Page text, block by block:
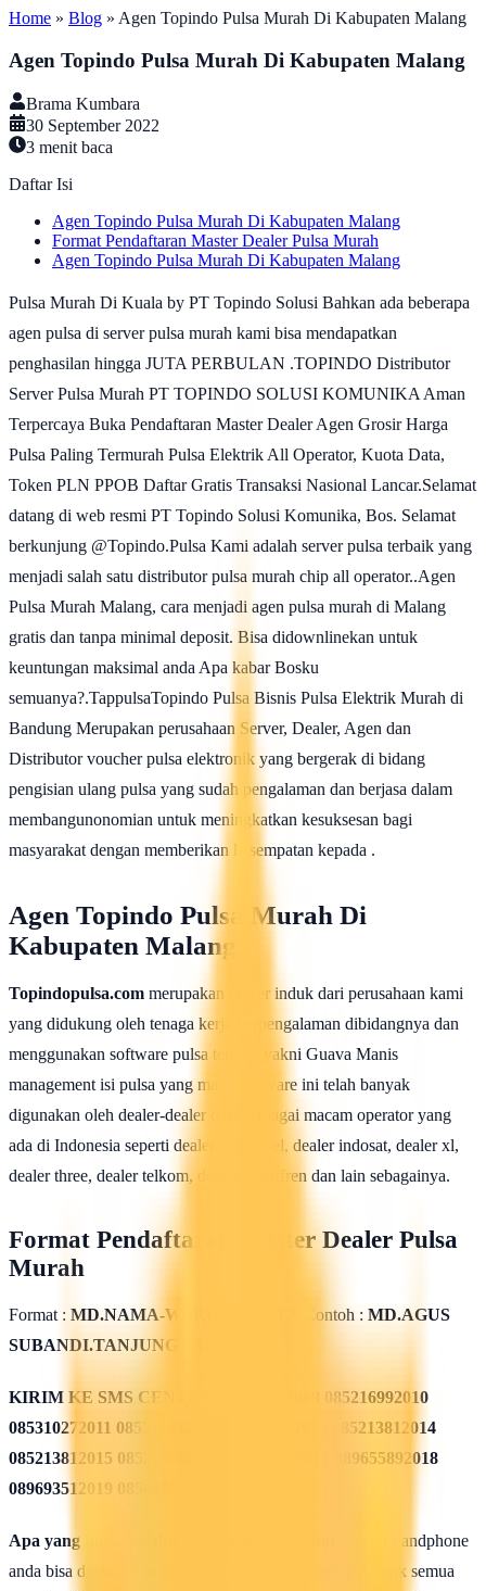
Home » Blog » Agen Topindo Pulsa Murah Di Kabupaten Malang
Agen Topindo Pulsa Murah Di Kabupaten Malang
Brama Kumbara
30 September 2022
3 menit baca
Daftar Isi
Agen Topindo Pulsa Murah Di Kabupaten Malang
Format Pendaftaran Master Dealer Pulsa Murah
Agen Topindo Pulsa Murah Di Kabupaten Malang
Pulsa Murah Di Kuala by PT Topindo Solusi Bahkan ada beberapa
agen pulsa di server pulsa murah kami bisa mendapatkan
penghasilan hingga JUTA PERBULAN .TOPINDO Distributor
Server Pulsa Murah PT TOPINDO SOLUSI KOMUNIKA Aman
Terpercaya Buka Pendaftaran Master Dealer Agen Grosir Harga
Pulsa Paling Termurah Pulsa Elektrik All Operator, Kuota Data,
Token PLN PPOB Daftar Gratis Transaksi Nasional Lancar.Selamat
datang di web resmi PT Topindo Solusi Komunika, Bos. Selamat
berkunjung @Topindo.Pulsa Kami adalah server pulsa terbaik yang
menjadi salah satu distributor pulsa murah chip all operator..Agen
Pulsa Murah Malang, cara menjadi agen pulsa murah di Malang
gratis dan tanpa minimal deposit. Bisa didownlinekan untuk
keuntungan maksimal anda Apa kabar Bosku
semuanya?.TappulsaTopindo Pulsa Bisnis Pulsa Elektrik Murah di
Bandung Merupakan perusahaan Server, Dealer, Agen dan
Distributor voucher pulsa elektronik yang bergerak di bidang
pengisian ulang pulsa yang sudah pengalaman dan berjasa dalam
membangunonomian untuk meningkatkan kesuksesan bagi
masyarakat dengan memberikan kesempatan kepada .
Agen Topindo Pulsa Murah Di
Kabupaten Malang
Topindopulsa.com merupakan server induk dari perusahaan kami
yang didukung oleh tenaga kerja berpengalaman dibidangnya dan
menggunakan software pulsa terbaik yakni Guava Manis
management isi pulsa yang mana software ini telah banyak
digunakan oleh dealer-dealer dari berbagai macam operator yang
ada di Indonesia seperti dealer telkomsel, dealer indosat, dealer xl,
dealer three, dealer telkom, dealer smartfren dan lain sebagainya.
Format Pendaftaran Master Dealer Pulsa
Murah
Format : MD.NAMA-WARUNG.KOTA Contoh : MD.AGUS
SUBANDI.TANJUNG PANDAN
KIRIM KE SMS CENTER
085311562009 085216992010
085310272011 085311432012 085213782013 085213812014
085213812015 085215082016 085819962017 089655892018
089693512019 08568582020
Apa yang harus dilakukan seusai Mendaftar ?
Agar handphone
anda bisa dipakai untuk melakukan isi ulang pulsa elektrik semua